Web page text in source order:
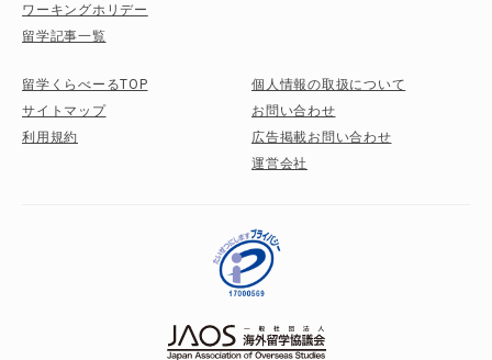
ワーキングホリデー
留学記事一覧
留学くらべーるTOP
サイトマップ
利用規約
個人情報の取扱について
お問い合わせ
広告掲載お問い合わせ
運営会社